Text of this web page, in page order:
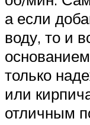
а если
воду, то и
только
или
отличным